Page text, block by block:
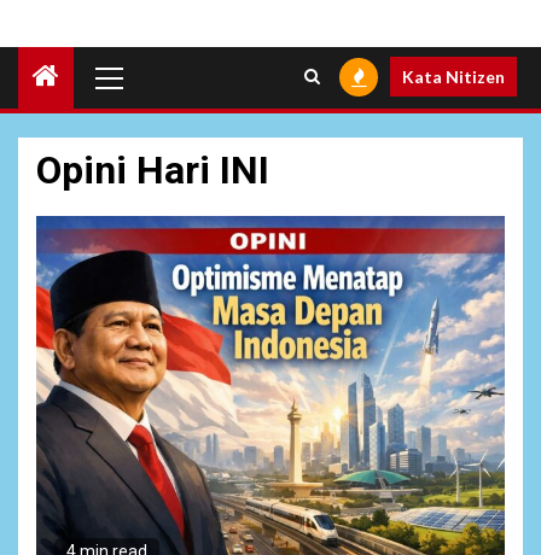
Menu
Kata Nitizen
Opini Hari INI
NEWS
Pemprov Banten Diduga
Kelola Tenaga Ahli Fiktif,
Andra Soni Diminta
Ngomong